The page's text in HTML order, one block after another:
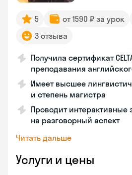
5 от 1590 ₽ за урок
3 отзыва
Получила сертификат
преподавания
Имеет высшее
и степень магистра
Проводит интерактивные
на разговорный аспект
Читать дальше
Услуги и цены